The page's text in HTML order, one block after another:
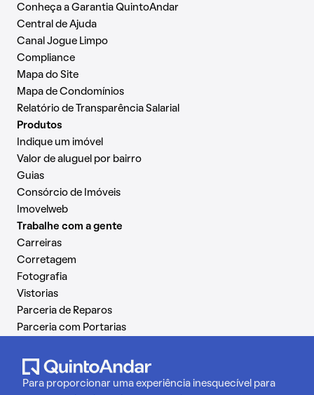
Conheça a Garantia QuintoAndar
Central de Ajuda
Canal Jogue Limpo
Compliance
Mapa do Site
Mapa de Condomínios
Relatório de Transparência Salarial
Produtos
Indique um imóvel
Valor de aluguel por bairro
Guias
Consórcio de Imóveis
Imovelweb
Trabalhe com a gente
Carreiras
Corretagem
Fotografia
Vistorias
Parceria de Reparos
Parceria com Portarias
Para proporcionar uma experiência inesquecível para